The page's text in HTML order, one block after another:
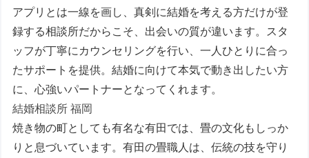
アプリとは一線を画し、真剣に結婚を考える方だけが登
録する相談所だからこそ、出会いの質が違います。スタ
ッフが丁寧にカウンセリングを行い、一人ひとりに合っ
たサポートを提供。結婚に向けて本気で動き出したい方
に、心強いパートナーとなってくれます。
結婚相談所 福岡
焼き物の町としても有名な有田では、畳の文化もしっか
りと息づいています。有田の畳職人は、伝統の技を守り